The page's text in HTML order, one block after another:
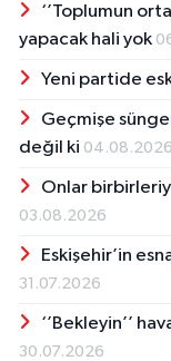
‘’Toplumun
yapacak hali yok
Yeni partide
Geçmişe
değil ki 04.08.2026
Onlar
03.08.2026
Eskişehir’in
31.07.2026
‘’Bekleyin’’
30.07.2026